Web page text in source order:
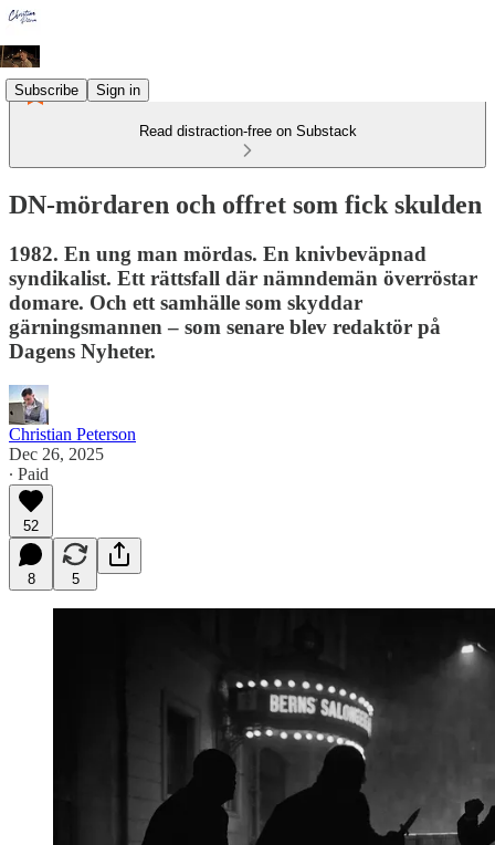
Subscribe Sign in
Read distraction-free on Substack
DN-mördaren och offret som fick skulden
1982. En ung man mördas. En knivbeväpnad
syndikalist. Ett rättsfall där nämndemän överröstar
domare. Och ett samhälle som skyddar
gärningsmannen – som senare blev redaktör på
Dagens Nyheter.
Christian Peterson
Dec 26, 2025
∙ Paid
52
8 5